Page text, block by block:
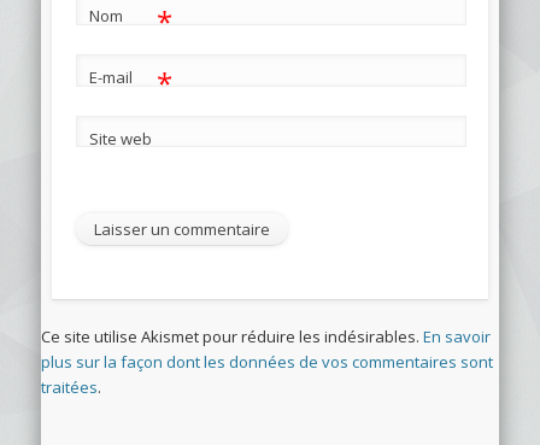
Nom *
E-mail *
Site web
Ce site utilise Akismet pour réduire les indésirables. En savoir
plus sur la façon dont les données de vos commentaires sont
traitées.